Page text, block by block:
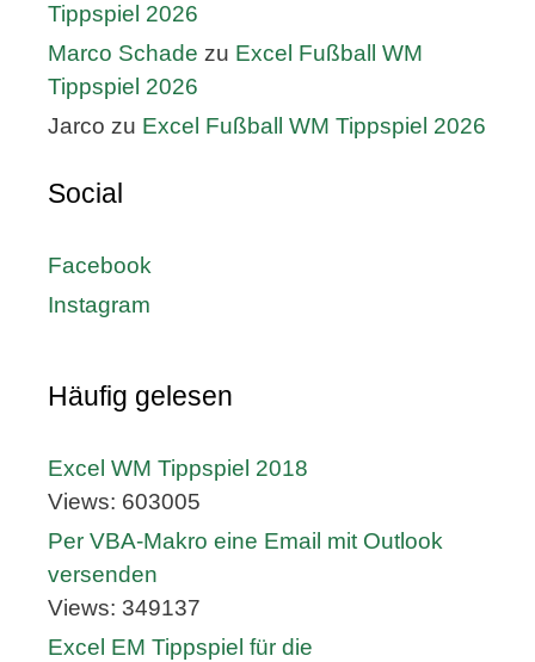
Tippspiel 2026
Marco Schade zu Excel Fußball WM
Tippspiel 2026
Jarco zu Excel Fußball WM Tippspiel 2026
Social
Facebook
Instagram
Häufig gelesen
Excel WM Tippspiel 2018
Views: 603005
Per VBA-Makro eine Email mit Outlook
versenden
Views: 349137
Excel EM Tippspiel für die